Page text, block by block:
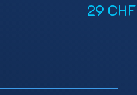
29 CHF